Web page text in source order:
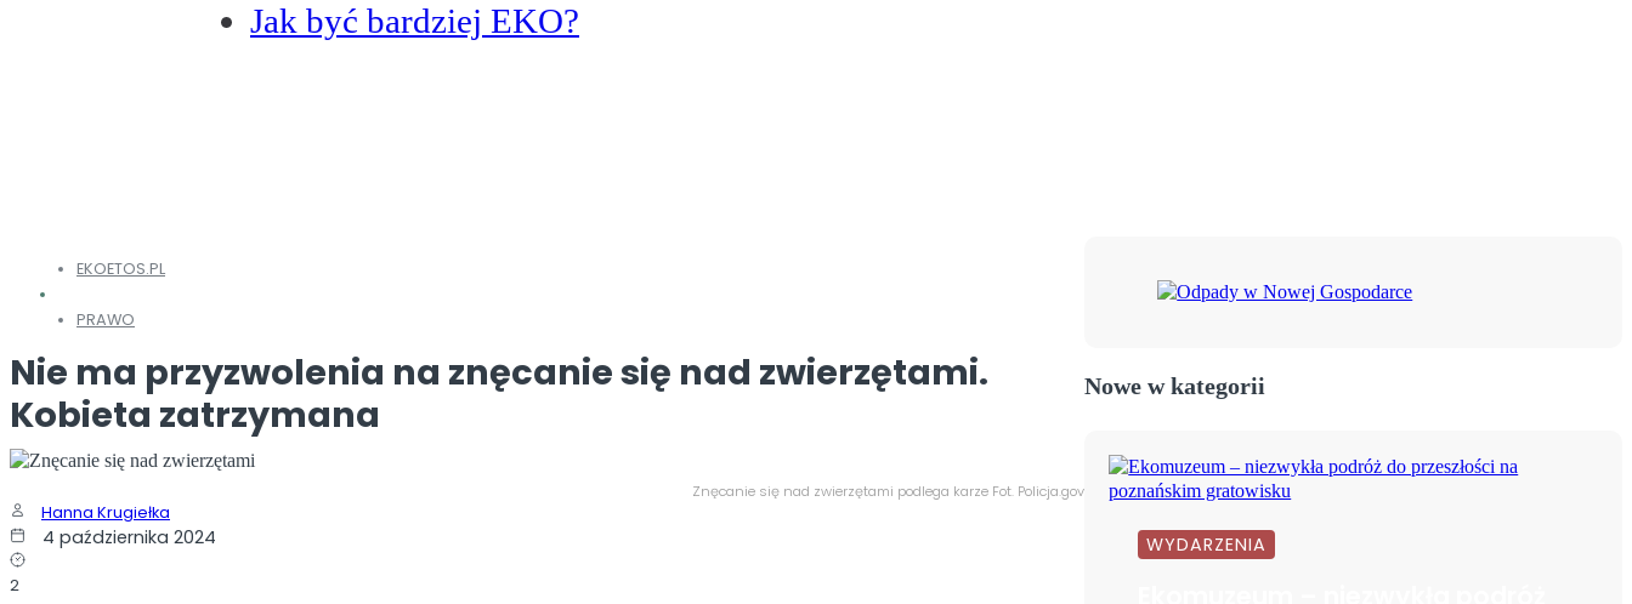
Jak być bardziej EKO?
EKOETOS.PL
PRAWO
Nie ma przyzwolenia na znęcanie się nad zwierzętami.
Kobieta zatrzymana
Znęcanie się nad zwierzętami podlega karze Fot. Policja.gov
Hanna Krugiełka
4 października 2024
2
Nowe w kategorii
WYDARZENIA